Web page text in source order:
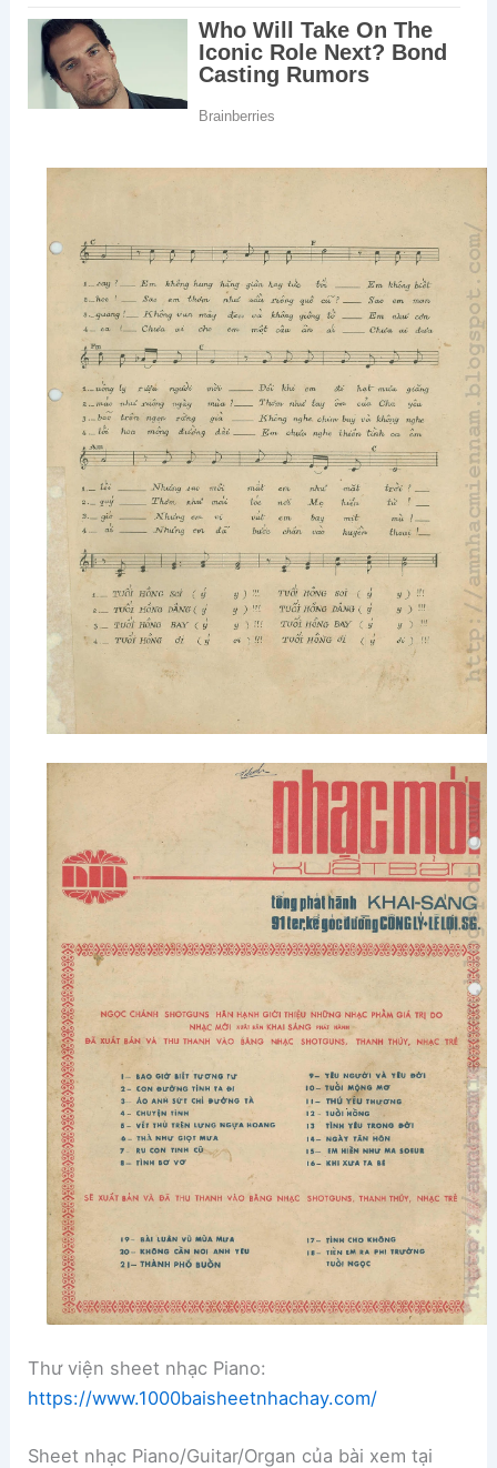
Thư viện sheet nhạc Piano:
https://www.1000baisheetnhachay.com/
Sheet nhạc Piano/Guitar/Organ của bài xem tại